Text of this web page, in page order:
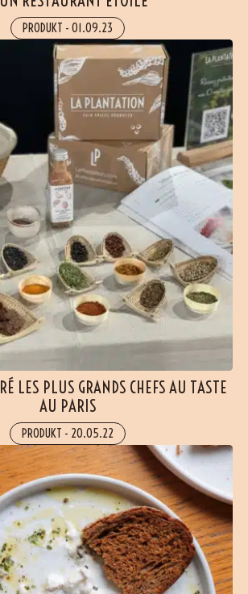
PRODUKT - 01.09.23
LES PLUS GRANDS CHEFS AU TASTE
AU PARIS
PRODUKT - 20.05.22